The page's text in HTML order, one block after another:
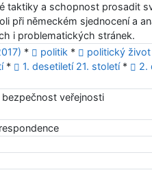
taktiky a schopnost prosadit
při německém sjednocení a
i problematických stránek.
* politik * politický život
* 1. desetiletí 21. století*
2.
veřejnosti